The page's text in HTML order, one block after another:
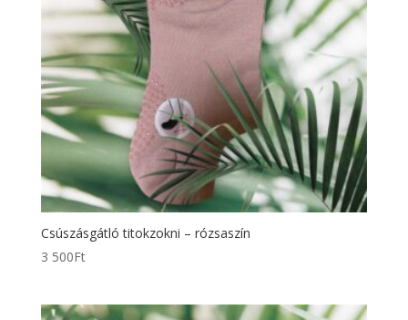
Csúszásgátló titokzokni – rózsaszín
3 500Ft